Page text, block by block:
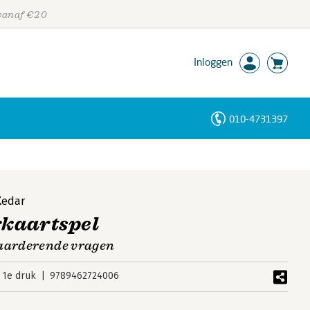
€20
Inloggen
010-4731397
vragen
1e druk 9789462724006
Personen